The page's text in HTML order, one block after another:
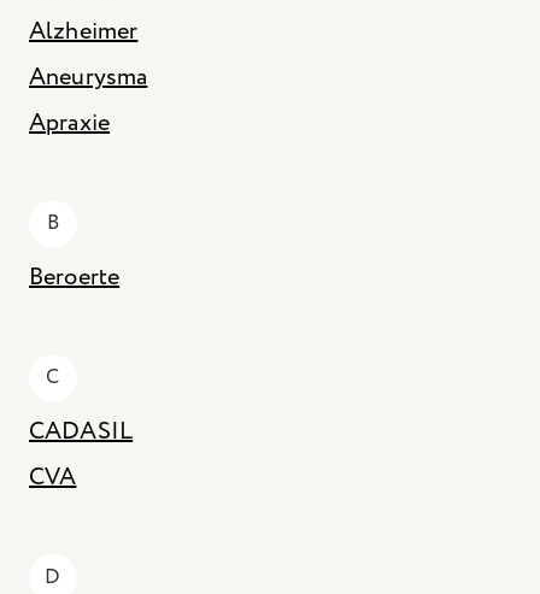
Alzheimer
Aneurysma
Apraxie
B
Beroerte
C
CADASIL
CVA
D
websites en apps van derden, zoals Facebook en Instagram.
Het uitschakelen van bepaalde cookies kan
ervoor zorgen dat gerelateerde functionaliteit
moment wijzigen.